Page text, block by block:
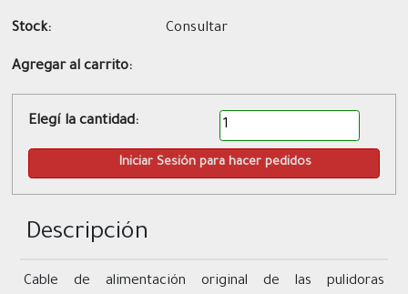
Stock: Consultar
Agregar al carrito:
Elegí la cantidad:
Descripción
Cable de alimentación original de las pulidoras